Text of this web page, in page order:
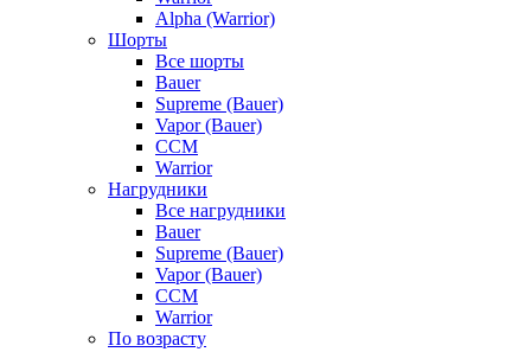
Alpha (Warrior)
Шорты
Все шорты
Bauer
Supreme (Bauer)
Vapor (Bauer)
CCM
Warrior
Нагрудники
Все нагрудники
Bauer
Supreme (Bauer)
Vapor (Bauer)
CCM
Warrior
По возрасту